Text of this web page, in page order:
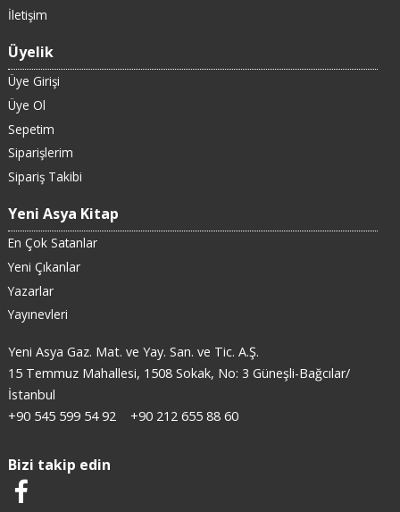
İletişim
Üyelik
Üye Girişi
Üye Ol
Sepetim
Siparişlerim
Sipariş Takibi
Yeni Asya Kitap
En Çok Satanlar
Yeni Çıkanlar
Yazarlar
Yayınevleri
Yeni Asya Gaz. Mat. ve Yay. San. ve Tic. A.Ş.
15 Temmuz Mahallesi, 1508 Sokak, No: 3 Güneşli-Bağcılar/
İstanbul
+90 545 599 54 92
+90 212 655 88 60
Bizi takip edin